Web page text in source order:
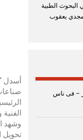
أسدل
الفنية
وشهد
تحويل
البحوث الطبية
مجدي يعقوب
– فى ناس